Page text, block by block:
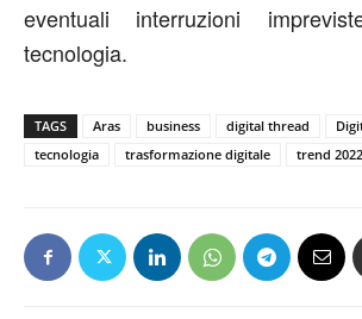
eventuali interruzioni
tecnologia.
TAGS Aras business digital thread
tecnologia
trasformazione digitale trend 2022